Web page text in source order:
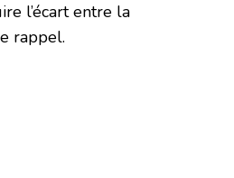
l’écart entre la
rappel.